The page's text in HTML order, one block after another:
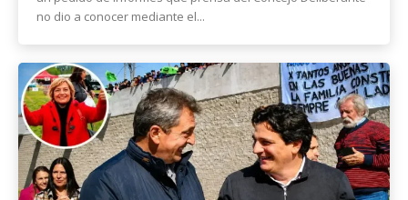
no dio a conocer mediante el...